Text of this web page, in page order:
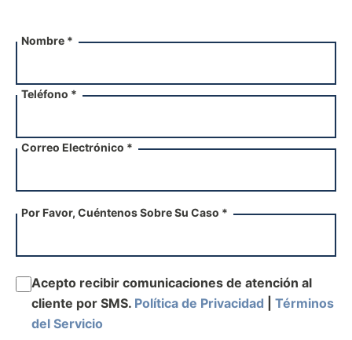
Nombre *
Teléfono *
Correo Electrónico *
Por Favor, Cuéntenos Sobre Su Caso *
Acepto recibir comunicaciones de atención al
cliente por SMS. Política de Privacidad
Términos
del Servicio